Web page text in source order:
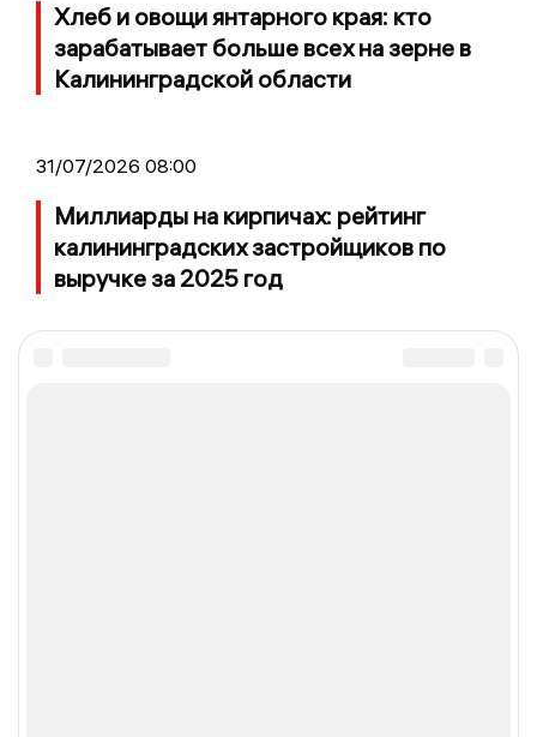
Хлеб и овощи янтарного края: кто
зарабатывает больше всех на зерне в
Калининградской области
31/07/2026 08:00
Миллиарды на кирпичах: рейтинг
калининградских застройщиков по
выручке за 2025 год